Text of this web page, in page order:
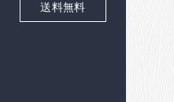
送料無料